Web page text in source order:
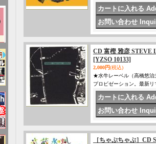
CD 富樫 雅彦 STEVE
[YZSO 10133]
2,000円(税込)
★水牛レーベル（高橋悠治
プロビゼーション。最新
［ちゃぷちゃぷ］